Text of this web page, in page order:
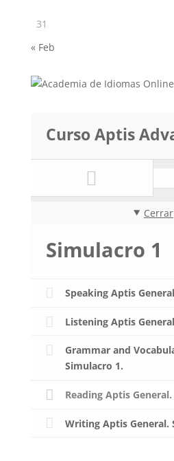
31
« Feb
Curso Aptis
Cerrar
Simulacro 1
Speaking Aptis
Listening Aptis
Grammar and
Simulacro 1.
Reading Aptis
Writing Aptis General.